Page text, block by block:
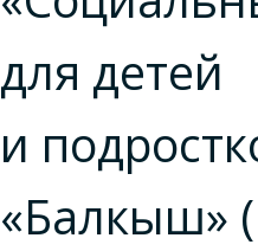
для детей
и
«Балкыш»